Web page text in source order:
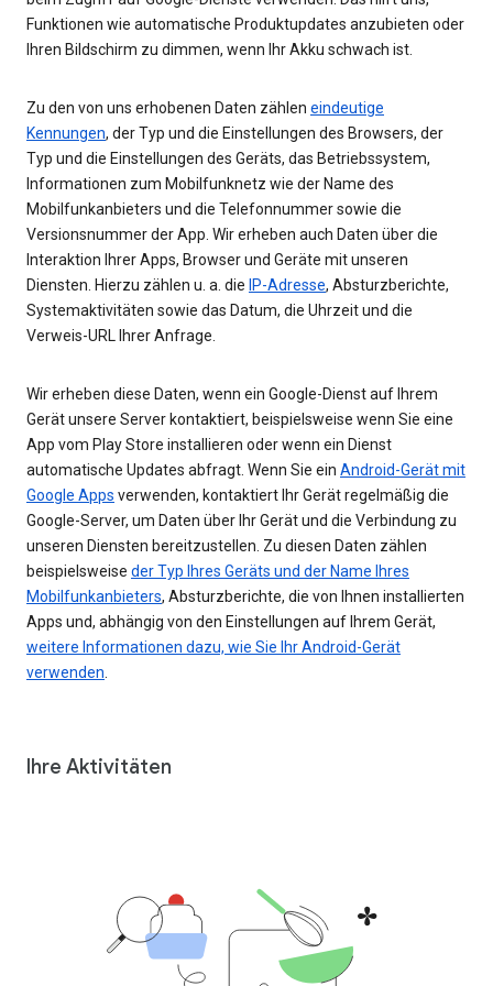
Funktionen wie automatische Produktupdates anzubieten oder
Ihren Bildschirm zu dimmen, wenn Ihr Akku schwach ist.
Zu den von uns erhobenen Daten zählen eindeutige
Kennungen, der Typ und die Einstellungen des Browsers, der
Typ und die Einstellungen des Geräts, das Betriebssystem,
Informationen zum Mobilfunknetz wie der Name des
Mobilfunkanbieters und die Telefonnummer sowie die
Versionsnummer der App. Wir erheben auch Daten über die
Interaktion Ihrer Apps, Browser und Geräte mit unseren
Diensten. Hierzu zählen u. a. die IP-Adresse, Absturzberichte,
Systemaktivitäten sowie das Datum, die Uhrzeit und die
Verweis-URL Ihrer Anfrage.
Wir erheben diese Daten, wenn ein Google-Dienst auf Ihrem
Gerät unsere Server kontaktiert, beispielsweise wenn Sie eine
App vom Play Store installieren oder wenn ein Dienst
automatische Updates abfragt. Wenn Sie ein Android-Gerät mit
Google Apps verwenden, kontaktiert Ihr Gerät regelmäßig die
Google-Server, um Daten über Ihr Gerät und die Verbindung zu
unseren Diensten bereitzustellen. Zu diesen Daten zählen
beispielsweise der Typ Ihres Geräts und der Name Ihres
Mobilfunkanbieters, Absturzberichte, die von Ihnen installierten
Apps und, abhängig von den Einstellungen auf Ihrem Gerät,
weitere Informationen dazu, wie Sie Ihr Android-Gerät
verwenden.
Ihre Aktivitäten